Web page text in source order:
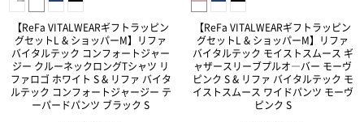
【ReFa VITALWEARギフトラッピン
グセットL & ショッパーM】リファ
バイタルテック コンフォートジャー
ジー クルーネックロングTシャツ リ
ファロゴ ホワイト S & リファ バイタ
ルテック コンフォートジャージー テ
ーパードパンツ ブラック S
【ReFa VITALWEARギフトラッピン
グセットL & ショッパーM】リファ
バイタルテック モイストスムース ギ
ャザースリーブプルオ―バー モーヴ
ピンク S & リファ バイタルテック モ
イストスムース ワイドパンツ モーヴ
ピンク S